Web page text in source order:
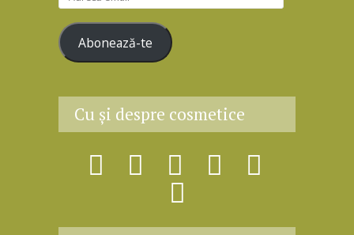
d
e
e
a
Abonează-te
Cu şi despre cosmetice